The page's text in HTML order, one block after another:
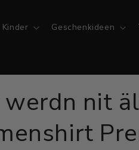
Kinder Geschenkideen
werdn nit